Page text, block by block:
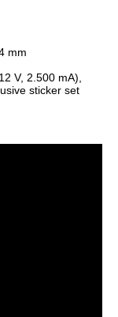
mm
V, 2.500 mA),
sticker set